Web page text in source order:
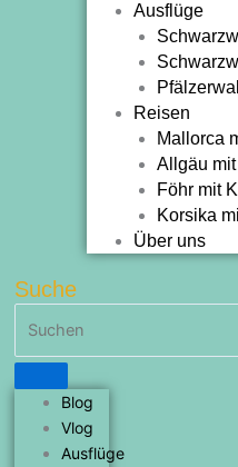
Ausflüge
Reisen
Mallorca
Allgäu
Föhr mit
Korsika
Über uns
Suche
Blog
Vlog
Ausflüge